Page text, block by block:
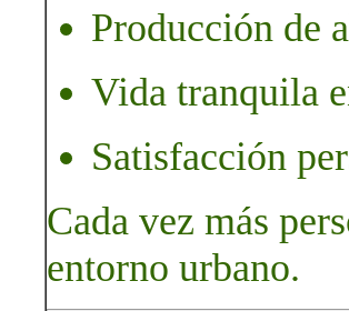
Producción de
Vida tranquila
Satisfacción
Cada vez más
entorno urbano.